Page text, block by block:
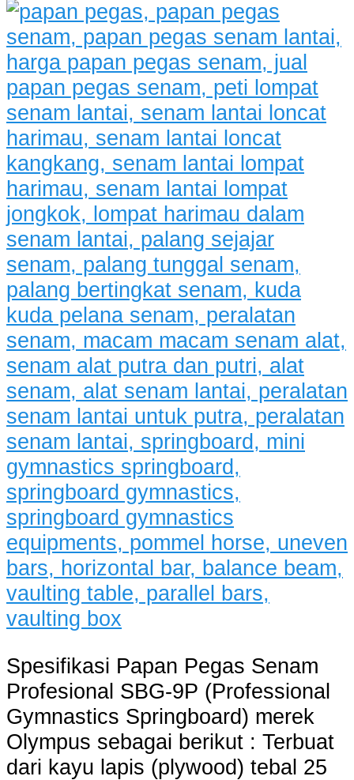
Spesifikasi Papan Pegas Senam
Profesional SBG-9P (Professional
Gymnastics Springboard) merek
Olympus sebagai berikut : Terbuat
dari kayu lapis (plywood) tebal 25